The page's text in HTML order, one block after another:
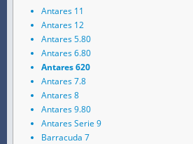
Antares 11
Antares 12
Antares 5.80
Antares 6.80
Antares 620
Antares 7.8
Antares 8
Antares 9.80
Antares Serie 9
Barracuda 7